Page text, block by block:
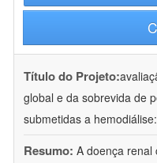
Título do Projeto:
global e da sobrevida de
submetidas a
Resumo: A doença renal